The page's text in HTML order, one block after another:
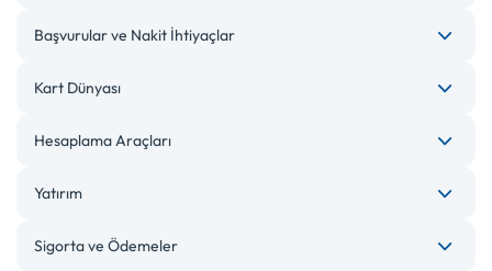
Başvurular ve Nakit İhtiyaçlar
Kart Dünyası
Hesaplama Araçları
Yatırım
Sigorta ve Ödemeler